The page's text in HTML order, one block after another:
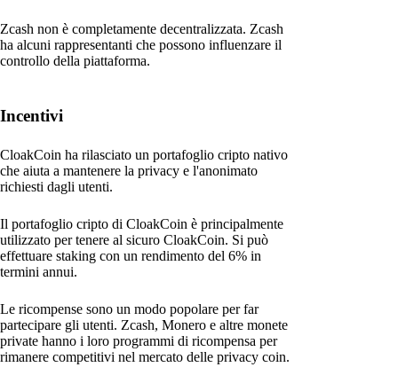
Zcash non è completamente decentralizzata. Zcash
ha alcuni rappresentanti che possono influenzare il
controllo della piattaforma.
Incentivi
CloakCoin ha rilasciato un portafoglio cripto nativo
che aiuta a mantenere la privacy e l'anonimato
richiesti dagli utenti.
Il portafoglio cripto di CloakCoin è principalmente
utilizzato per tenere al sicuro CloakCoin. Si può
effettuare staking con un rendimento del 6% in
termini annui.
Le ricompense sono un modo popolare per far
partecipare gli utenti. Zcash, Monero e altre monete
private hanno i loro programmi di ricompensa per
rimanere competitivi nel mercato delle privacy coin.